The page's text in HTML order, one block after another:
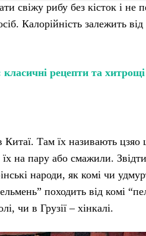
свіжу рибу без кісток і не
Калорійність залежить
рецепти та хитрощі
Там їх називають цзяо
на пару або смажили.
народи, як комі чи
походить від комі
чи в Грузії – хінкалі.